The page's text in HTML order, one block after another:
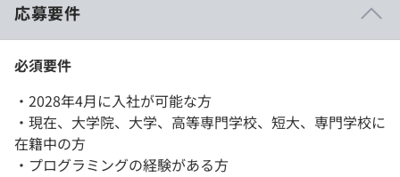
応募要件
必須要件
・2028年4月に入社が可能な方
・現在、大学院、大学、高等専門学校、短大、専門学校に
在籍中の方
・プログラミングの経験がある方